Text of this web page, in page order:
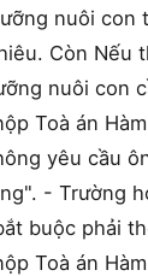
PHẨM
ĐỘNG
HACCP
nuôi con
Còn Nếu
nuôi con
Toà án
yêu cầu
- Trường
buộc phải
Toà án